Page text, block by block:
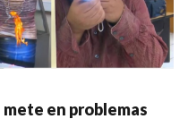
en problemas